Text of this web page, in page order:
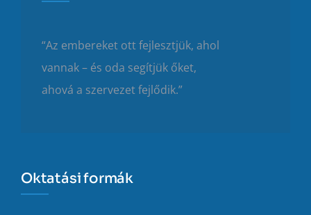
“Az embereket ott fejlesztjük, ahol
vannak – és oda segítjük őket,
ahová a szervezet fejlődik.”
Oktatási formák